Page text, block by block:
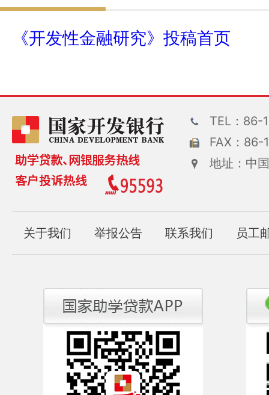
《开发性金融研究》投稿首页
TEL：86-
FAX：
地址：中
关于我们 举报公告 联系我们 员工